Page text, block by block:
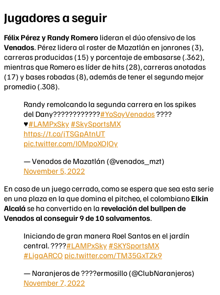
Jugadores a seguir
Félix Pérez y Randy Romero lideran el dúo ofensivo de los
Venados. Pérez lidera al roster de Mazatlán en jonrones (3),
carreras producidas (15) y porcentaje de embasarse (.362),
mientras que Romero es líder de hits (28), carreras anotadas
(17) y bases robadas (8), además de tener el segundo mejor
promedio (.308).
Randy remolcando la segunda carrera en los spikes
del Dany????????????#YoSoyVenados????
♥️#LAMPxSky #SkySportsMX
https://t.co/jTSGpAtnUT
pic.twitter.com/I0MpoXOJOy
— Venados de Mazatlán (@venados_mzt)
November 5, 2022
En caso de un juego cerrado, como se espera que sea esta serie
en una plaza en la que domina el pitcheo, el colombiano Elkin
Alcaláse ha convertido en la revelación del bullpen de
Venados al conseguir 9 de 10 salvamentos.
Iniciando de gran manera Roel Santos en el jardín
central. ????#LAMPxSky #SKYSportsMX
#LigaARCO pic.twitter.com/TM35GxTZk9
— Naranjeros de ????ermosillo (@ClubNaranjeros)
November 7, 2022